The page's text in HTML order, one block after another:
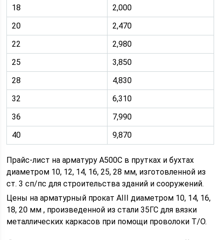
18
2,000
20
2,470
22
2,980
25
3,850
28
4,830
32
6,310
36
7,990
40
9,870
Прайс-лист на арматуру А500С в прутках и бухтах
диаметром 10, 12, 14, 16, 25, 28 мм, изготовленной из
ст. 3 сп/пс для строительства зданий и сооружений.
Цены на арматурный прокат АIII диаметром 10, 14, 16,
18, 20 мм , произведенной из стали 35ГС для вязки
металлических каркасов при помощи проволоки Т/О.